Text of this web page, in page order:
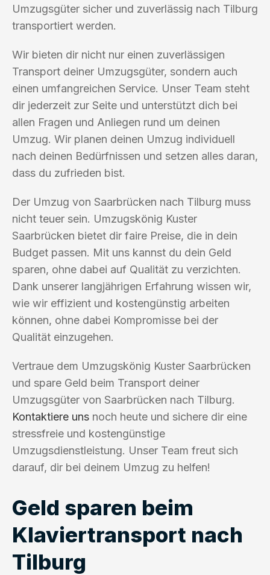
Umzugsgüter sicher und zuverlässig nach Tilburg
transportiert werden.
Wir bieten dir nicht nur einen zuverlässigen
Transport deiner Umzugsgüter, sondern auch
einen umfangreichen Service. Unser Team steht
dir jederzeit zur Seite und unterstützt dich bei
allen Fragen und Anliegen rund um deinen
Umzug. Wir planen deinen Umzug individuell
nach deinen Bedürfnissen und setzen alles daran,
dass du zufrieden bist.
Der Umzug von Saarbrücken nach Tilburg muss
nicht teuer sein. Umzugskönig Kuster
Saarbrücken bietet dir faire Preise, die in dein
Budget passen. Mit uns kannst du dein Geld
sparen, ohne dabei auf Qualität zu verzichten.
Dank unserer langjährigen Erfahrung wissen wir,
wie wir effizient und kostengünstig arbeiten
können, ohne dabei Kompromisse bei der
Qualität einzugehen.
Vertraue dem Umzugskönig Kuster Saarbrücken
und spare Geld beim Transport deiner
Umzugsgüter von Saarbrücken nach Tilburg.
Kontaktiere uns noch heute und sichere dir eine
stressfreie und kostengünstige
Umzugsdienstleistung. Unser Team freut sich
darauf, dir bei deinem Umzug zu helfen!
Geld sparen beim
Klaviertransport nach
Tilburg